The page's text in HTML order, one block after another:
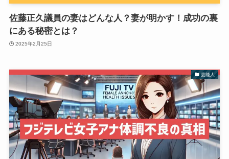
佐藤正久議員の妻はどんな人？妻が明かす！成功の裏
にある秘密とは？
2025年2月25日
芸能人